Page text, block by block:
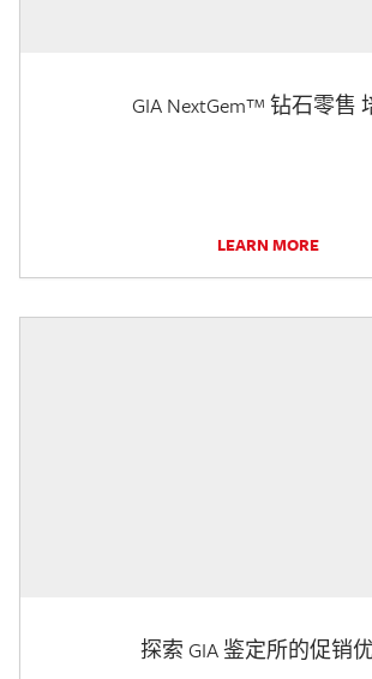
GIA NextGem™ 钻石零售
LEARN MORE
探索 GIA 鉴定所的促销